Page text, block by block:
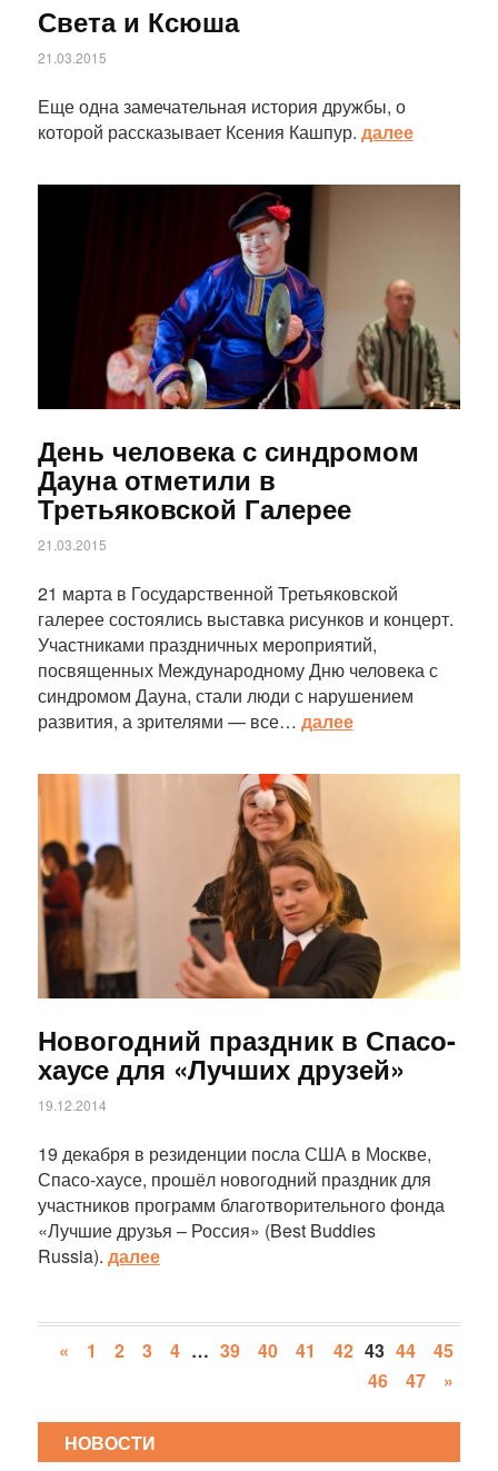
Света и Ксюша
21.03.2015
Еще одна замечательная история дружбы, о
которой рассказывает Ксения Кашпур. далее
День человека с синдромом
Дауна отметили в
Третьяковской Галерее
21.03.2015
21 марта в Государственной Третьяковской
галерее состоялись выставка рисунков и концерт.
Участниками праздничных мероприятий,
посвященных Международному Дню человека с
синдромом Дауна, стали люди с нарушением
развития, а зрителями — все… далее
Статья
Новогодний праздник в Спасо-
хаусе для «Лучших друзей»
19.12.2014
19 декабря в резиденции посла США в Москве,
Спасо-хаусе, прошёл новогодний праздник для
участников программ благотворительного фонда
«Лучшие друзья – Россия» (Best Buddies
Russia). далее
« 1 2 3 4 … 39 40 41 42 43 44
45
46
47 »
НОВОСТИ